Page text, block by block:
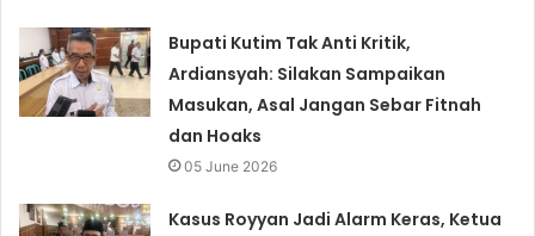
Bupati Kutim Tak Anti Kritik,
Ardiansyah: Silakan Sampaikan
Masukan, Asal Jangan Sebar Fitnah
dan Hoaks
05 June 2026
Kasus Royyan Jadi Alarm Keras, Ketua